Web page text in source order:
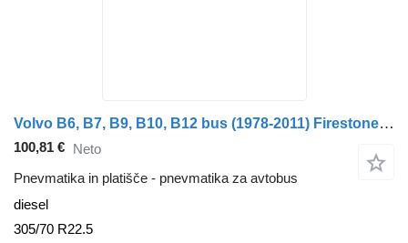
Volvo B6, B7, B9, B10, B12 bus (1978-2011) Firestone B12B (01.97-12.11)
100,81 € Neto
Pnevmatika in platišče - pnevmatika za avtobus
diesel
305/70 R22.5